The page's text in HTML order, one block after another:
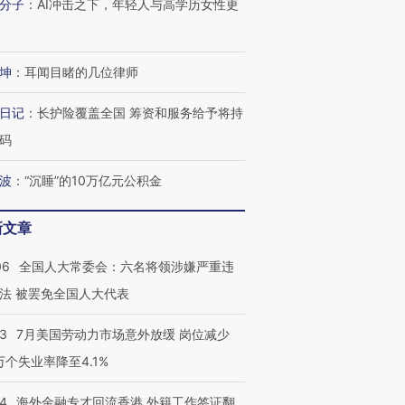
“链”接产
【特别呈现】寻找100种
CFO：不靠规模取胜，华
子 ： AI冲击之下，年轻人与高学历女性更
： 耳闻目睹的几位律师
记 ： 长护险覆盖全国 筹资和服务给予将持
： “沉睡”的10万亿元公积金
章
全国人大常委会：六名将领涉嫌严重违
被罢免全国人大代表
7月美国劳动力市场意外放缓 岗位减少
个失业率降至4.1%
海外金融专才回流香港 外籍工作签证翻